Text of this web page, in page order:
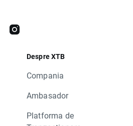
Despre XTB
Compania
Ambasador
Platforma de